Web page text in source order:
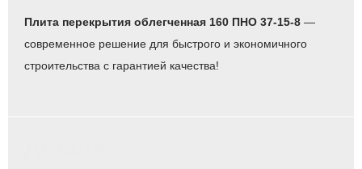
Плита перекрытия облегченная 160 ПНО 37-15-8 —
современное решение для быстрого и экономичного
строительства с гарантией качества!